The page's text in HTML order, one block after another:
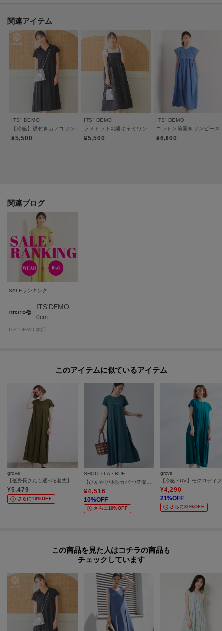
カノコ組織で生地表面に細かな凹凸があり、表面感があるのが特徴です。
【仕様】
・ポケットなし
※イエロー（031）はやや透け感があるため、インナーの着用をおすすめしま
※照明の関係により、実際よりも色味が違って見える場合があります。ま
た、パソコン・スマートフォンなどの環境により、若干製品と画像のカラー
▽気になる商品はハートマークをクリック！
・再入荷やセールの通知をお知らせ
・お気に入り一覧からいつでもチェック
▽ブランドのお気に入り登録も！
・新商品やお得な情報をいち早くお知らせ
----------------------------------------
関連アイテム
ITS' DEMO
【冷感】襟付きカノコワンピース
¥5,500
ITS' DEMO
ラメドット刺繍キャミワンピース
¥5,500
ITS' DEMO
コットン前開きワンピース
¥6,600
関連ブログ
SALEランキング
ITS'DEMO
0cm
ITS' DEMO 本部
このアイテムに似ているアイテム
grove
¥5,479
さらに10%OFF
SHOO・LA・RUE
¥4,516
10%OFF
さらに10%OFF
grove
¥4,290
21%OFF
さらに30%OFF
この商品を見た人はコチラの商品も
チェックしています